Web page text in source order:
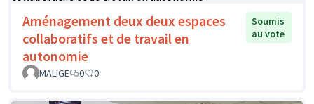
Aménagement deux deux espaces
collaboratifs et de travail en
autonomie
Soumis
au vote
MALIGE 0 0